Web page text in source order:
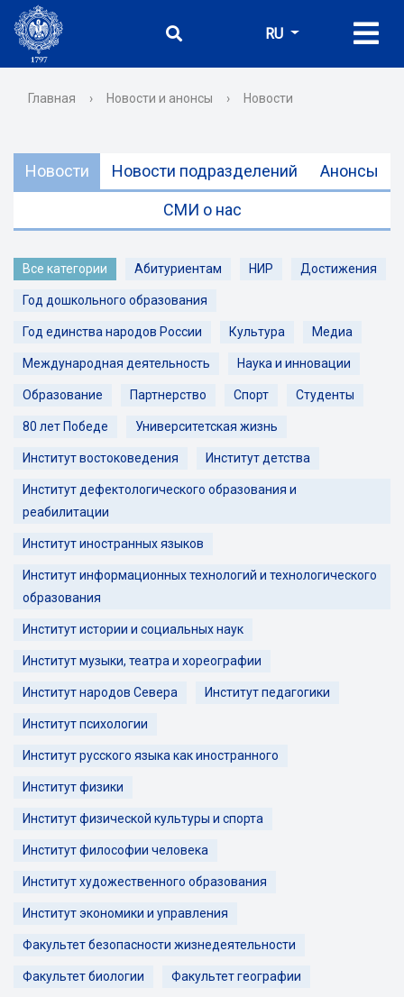
RU
Главная › Новости и анонсы › Новости
Новости Новости подразделений Анонсы
СМИ о нас
Все категории Абитуриентам НИР Достижения
Год дошкольного образования
Год единства народов России Культура Медиа
Международная деятельность Наука и инновации
Образование Партнерство Спорт Студенты
80 лет Победе Университетская жизнь
Институт востоковедения Институт детства
Институт дефектологического образования и
реабилитации
Институт иностранных языков
Институт информационных технологий и технологического
образования
Институт истории и социальных наук
Институт музыки, театра и хореографии
Институт народов Севера Институт педагогики
Институт психологии
Институт русского языка как иностранного
Институт физики
Институт физической культуры и спорта
Институт философии человека
Институт художественного образования
Институт экономики и управления
Факультет безопасности жизнедеятельности
Факультет биологии Факультет географии